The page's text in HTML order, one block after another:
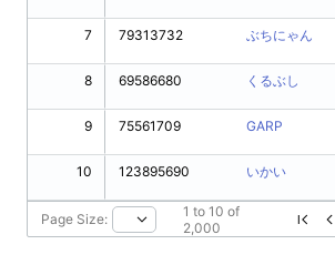
7
8
9
10
79313732 ぶちにゃん
69586680 くるぶし
75561709 GARP
123895690 いかい
Page Size: 1 to 10 of
2,000